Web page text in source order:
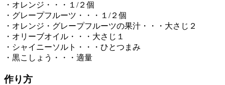
・オレンジ・・・１/２個
・グレープフルーツ・・・１/２個
・オレンジ・グレープフルーツの果汁・・・大さじ２
・オリーブオイル・・・大さじ１
・シャイニーソルト・・・ひとつまみ
・黒こしょう・・・適量
作り方